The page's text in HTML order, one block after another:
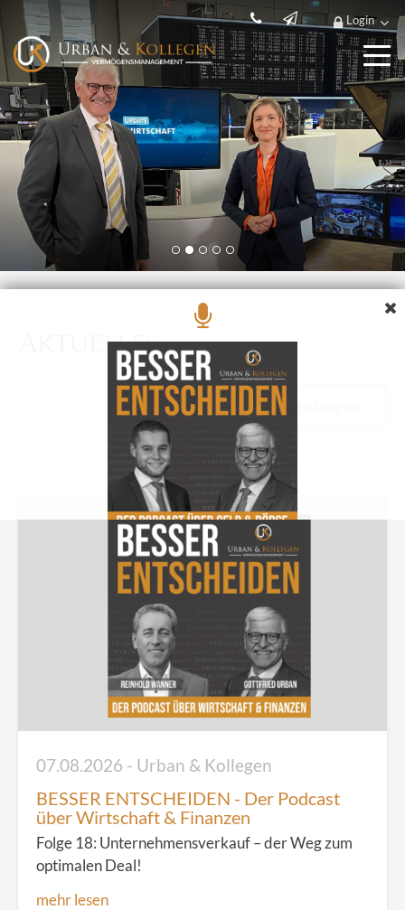
Login
Mehr.Wert.Information
Jetzt anmelden und profitieren
Jetzt reinhören
Aktuelles
alle Meldungen
07.08.2026 - Urban & Kollegen
BESSER ENTSCHEIDEN - Der Podcast
über Wirtschaft & Finanzen
Folge 18: Unternehmensverkauf – der Weg zum
optimalen Deal!
mehr lesen